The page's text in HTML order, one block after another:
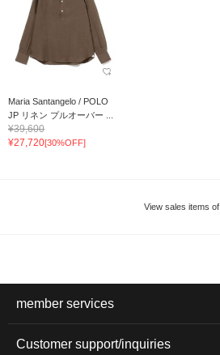
Maria Santangelo / POLO
JP リネン プルオーバー ...
¥39,600
¥27,720[30%OFF]
View sales items of
member services
Customer support/inquiries